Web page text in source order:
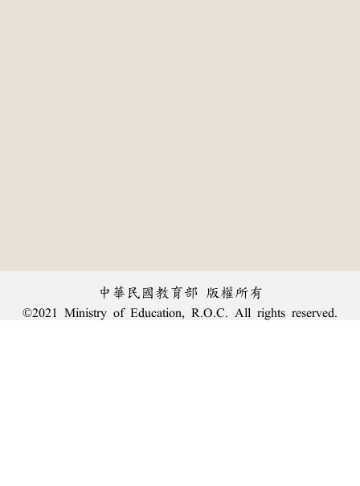
中華民國教育部 版權所有
©2021 Ministry of Education, R.O.C. All rights reserved.